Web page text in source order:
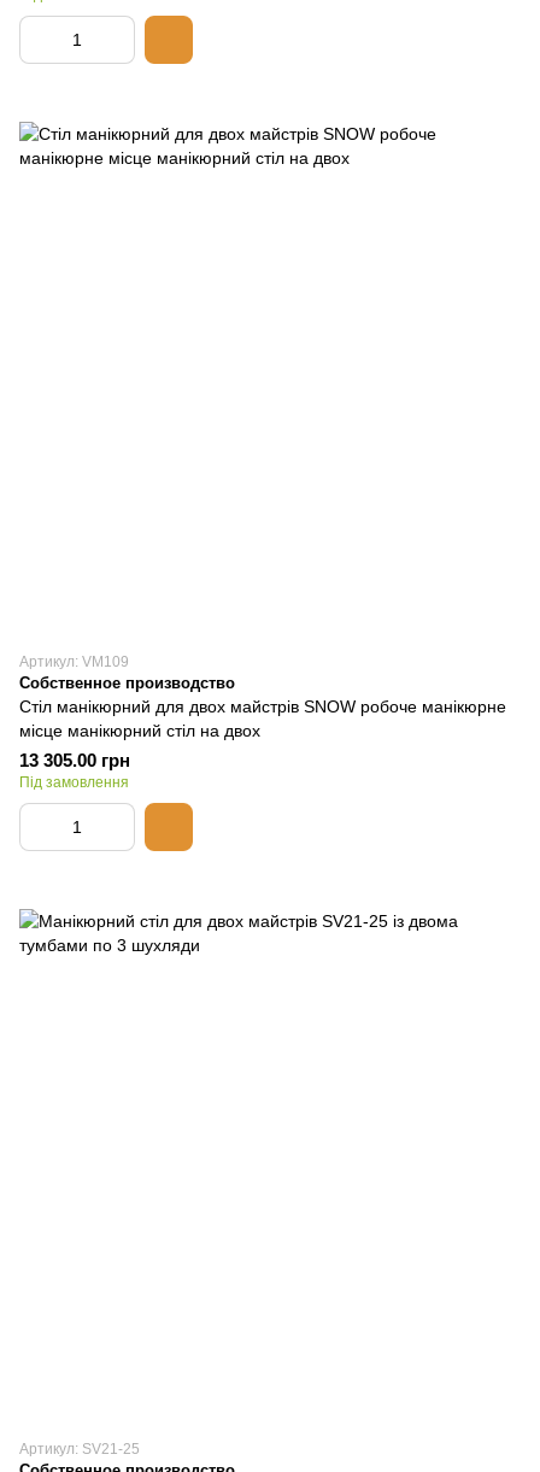
Артикул: VM109
Собственное производство
Стіл манікюрний для двох майстрів SNOW робоче манікюрне
місце манікюрний стіл на двох
13 305.00 грн
Під замовлення
Артикул: SV21-25